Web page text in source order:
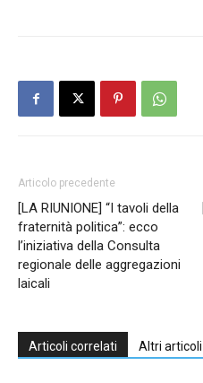
Articolo precedente
[LA RIUNIONE] “I tavoli della
fraternità politica”: ecco
l’iniziativa della Consulta
regionale delle aggregazioni
laicali
Articoli correlati Altri articoli